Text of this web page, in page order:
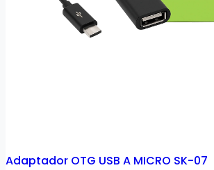
Adaptador OTG USB A MICRO SK-07